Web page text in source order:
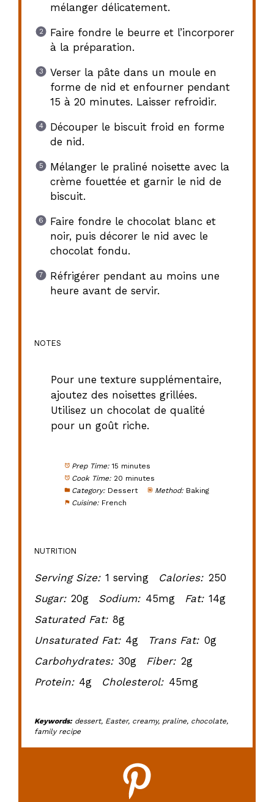
mélanger délicatement.
Faire fondre le beurre et l’incorporer
à la préparation.
Verser la pâte dans un moule en
forme de nid et enfourner pendant
15 à 20 minutes. Laisser refroidir.
Découper le biscuit froid en forme
de nid.
Mélanger le praliné noisette avec la
crème fouettée et garnir le nid de
biscuit.
Faire fondre le chocolat blanc et
noir, puis décorer le nid avec le
chocolat fondu.
Réfrigérer pendant au moins une
heure avant de servir.
NOTES
Pour une texture supplémentaire,
ajoutez des noisettes grillées.
Utilisez un chocolat de qualité
pour un goût riche.
Prep Time: 15 minutes
Cook Time: 20 minutes
Category: Dessert Method: Baking
Cuisine: French
NUTRITION
Serving Size: 1 serving Calories: 250
Sugar: 20g Sodium: 45mg Fat: 14g
Saturated Fat: 8g
Unsaturated Fat: 4g Trans Fat: 0g
Carbohydrates: 30g Fiber: 2g
Protein: 4g Cholesterol: 45mg
Keywords:dessert, Easter, creamy, praline, chocolate,
family recipe